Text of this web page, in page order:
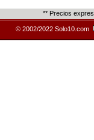
** Precios
© 2002/2022 Solo10.com